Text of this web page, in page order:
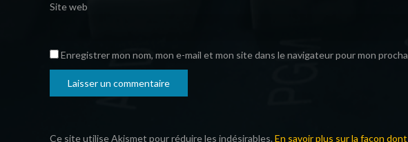
Site web
Enregistrer mon nom, mon e-mail et mon site dans le navigateur pour mon
Ce site utilise Akismet pour réduire les indésirables. En savoir plus sur la façon